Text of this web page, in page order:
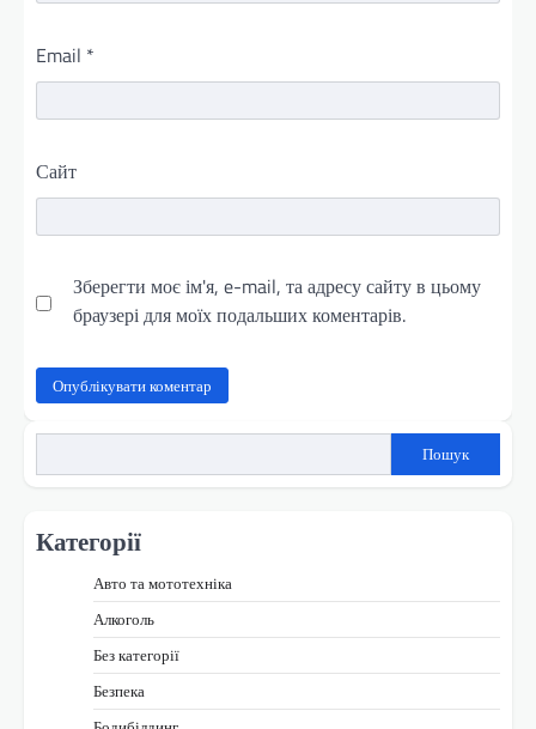
Email *
Сайт
Зберегти моє ім'я, e-mail, та адресу сайту в цьому
браузері для моїх подальших коментарів.
Пошук
Категорії
Авто та мототехніка
Алкоголь
Без категорії
Безпека